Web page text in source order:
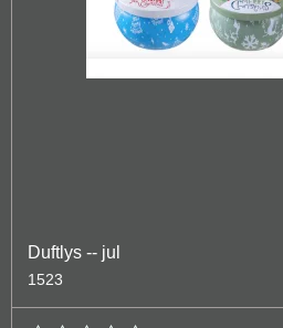
Duftlys -- jul
1523